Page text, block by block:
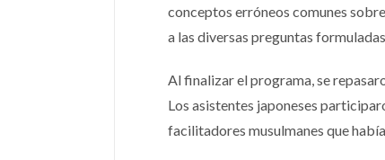
conceptos erróneos comunes
a las diversas preguntas
Al finalizar el programa, se
Los asistentes japoneses
facilitadores musulmanes que